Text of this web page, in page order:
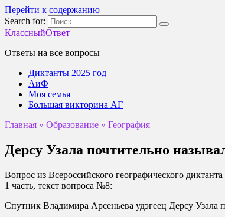
Перейти к содержанию
Search for:
КлассныйОтвет
Ответы на все вопросы
Диктанты 2025 год
АиФ
Моя семья
Большая викторина АГ
Главная » Образование » География
Дерсу Узала почтительно
Вопрос из Всероссийского географического
1 часть, текст вопроса №8:
Спутник Владимира Арсеньева удэгеец Дерсу Узала